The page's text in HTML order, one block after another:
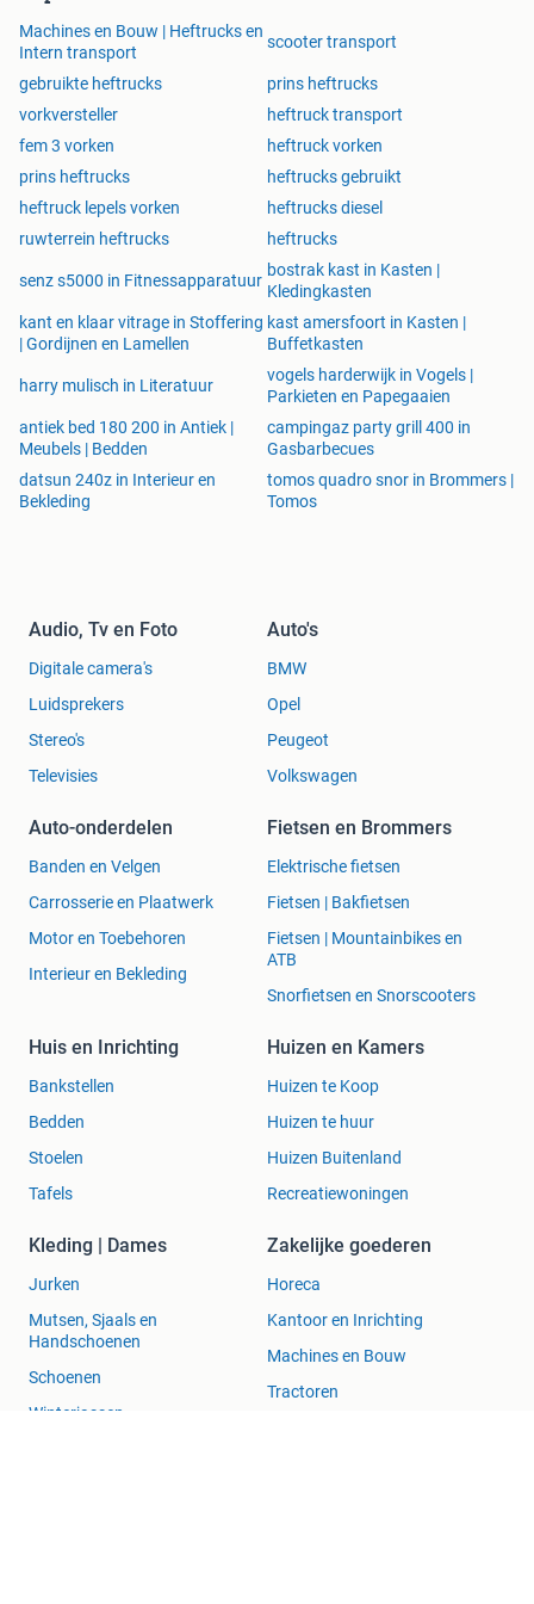
Machines en Bouw | Heftrucks en
Intern transport
scooter transport
gebruikte heftrucks
prins heftrucks
vorkversteller
heftruck transport
fem 3 vorken
heftruck vorken
prins heftrucks
heftrucks gebruikt
heftruck lepels vorken
heftrucks diesel
ruwterrein heftrucks
heftrucks
senz s5000 in Fitnessapparatuur
bostrak kast in Kasten |
Kledingkasten
kant en klaar vitrage in Stoffering
| Gordijnen en Lamellen
kast amersfoort in Kasten |
Buffetkasten
harry mulisch in Literatuur
vogels harderwijk in Vogels |
Parkieten en Papegaaien
antiek bed 180 200 in Antiek |
Meubels | Bedden
campingaz party grill 400 in
Gasbarbecues
datsun 240z in Interieur en
Bekleding
tomos quadro snor in Brommers |
Tomos
Audio, Tv en Foto
Digitale camera's
Luidsprekers
Stereo's
Televisies
Auto's
BMW
Opel
Peugeot
Volkswagen
Auto-onderdelen
Banden en Velgen
Carrosserie en Plaatwerk
Motor en Toebehoren
Interieur en Bekleding
Fietsen en Brommers
Elektrische fietsen
Fietsen | Bakfietsen
Fietsen | Mountainbikes en
ATB
Snorfietsen en Snorscooters
Huis en Inrichting
Bankstellen
Bedden
Stoelen
Tafels
Huizen en Kamers
Huizen te Koop
Huizen te huur
Huizen Buitenland
Recreatiewoningen
Kleding | Dames
Jurken
Mutsen, Sjaals en
Handschoenen
Schoenen
Winterjassen
Zakelijke goederen
Horeca
Kantoor en Inrichting
Machines en Bouw
Tractoren